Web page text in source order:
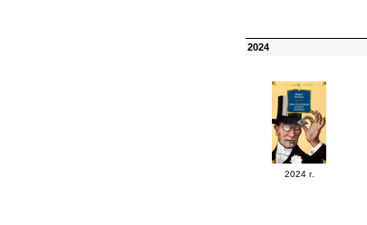
2024
2024 г.